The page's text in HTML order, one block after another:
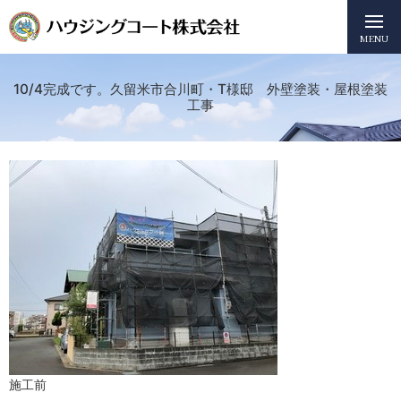
MENU
10/4完成です。久留米市合川町・T様邸 外壁塗装・屋根塗装
工事
施工前